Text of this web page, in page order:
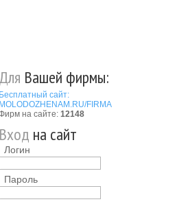
Для Вашей фирмы:
Бесплатный сайт:
MOLODOZHENAM.RU/FIRMA
на сайте: 12148
Вход на сайт
Логин
Пароль